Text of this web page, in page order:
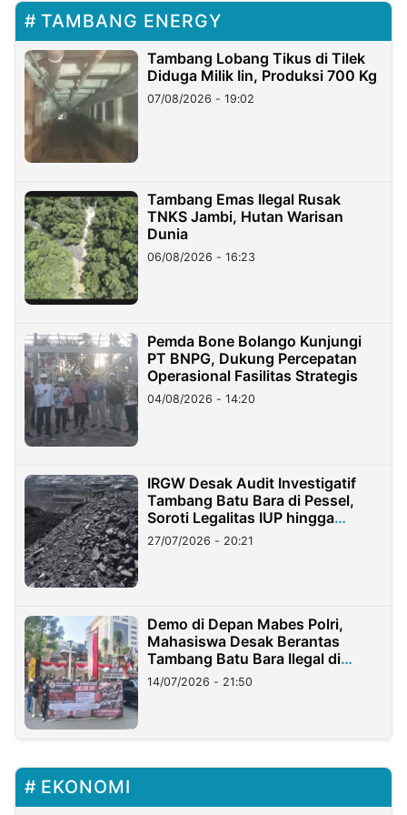
TAMBANG ENERGY
Tambang Lobang Tikus di Tilek
Diduga Milik Iin, Produksi 700 Kg
07/08/2026 - 19:02
Tambang Emas Ilegal Rusak
TNKS Jambi, Hutan Warisan
Dunia
06/08/2026 - 16:23
Pemda Bone Bolango Kunjungi
PT BNPG, Dukung Percepatan
Operasional Fasilitas Strategis
04/08/2026 - 14:20
IRGW Desak Audit Investigatif
Tambang Batu Bara di Pessel,
Soroti Legalitas IUP hingga
Stockpile
27/07/2026 - 20:21
Demo di Depan Mabes Polri,
Mahasiswa Desak Berantas
Tambang Batu Bara Ilegal di
Lampung
14/07/2026 - 21:50
EKONOMI